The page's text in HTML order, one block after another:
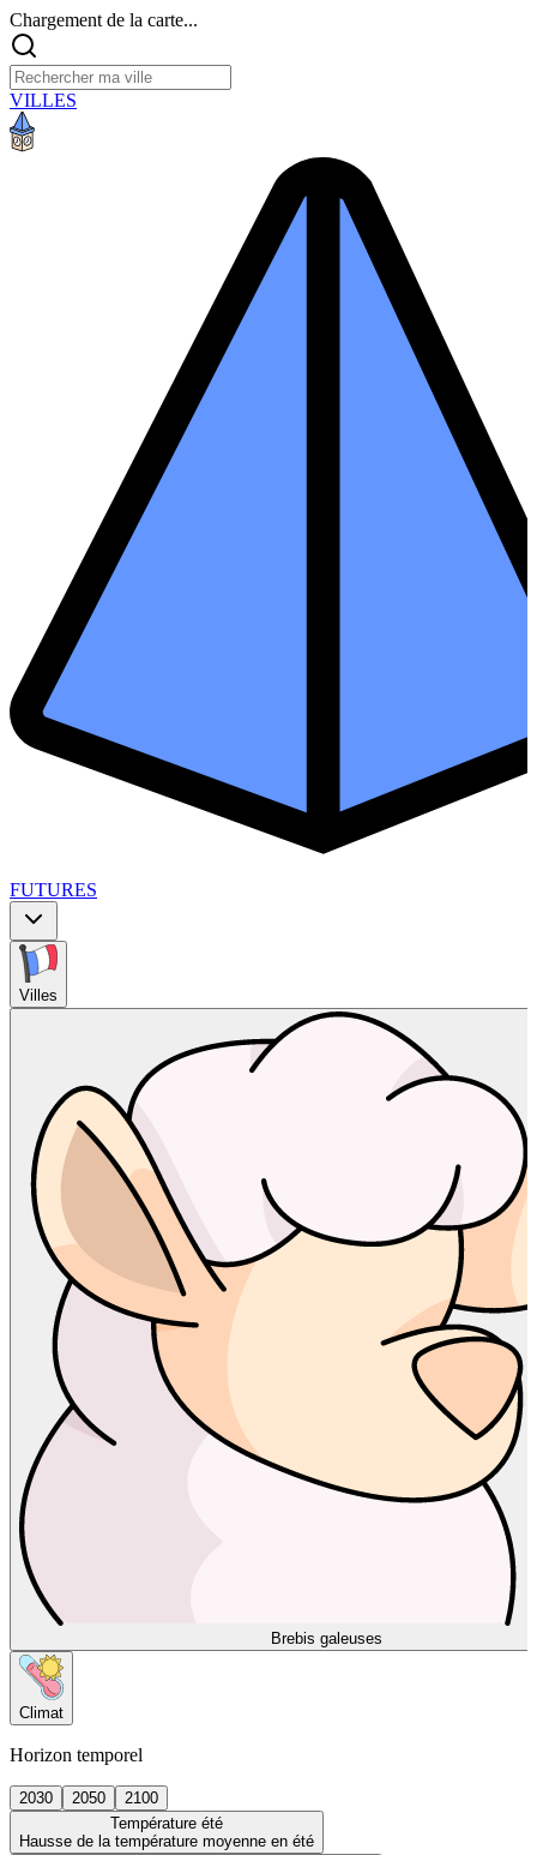
Chargement de la carte...
VILLES
FUTURES
Villes
Brebis galeuses
Climat
Horizon temporel
2030 2050
2100
Température été
Hausse de la température moyenne en été